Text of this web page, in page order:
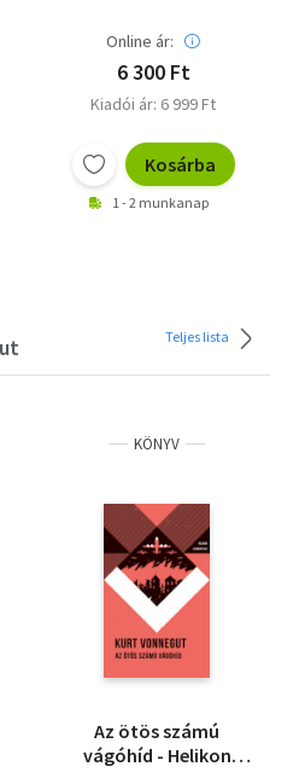
Online ár:
6 300 Ft
Kiadói ár: 6 999 Ft
Kosárba
1 - 2 munkanap
Teljes lista
KÖNYV
Az ötös számú
vágóhíd - Helikon